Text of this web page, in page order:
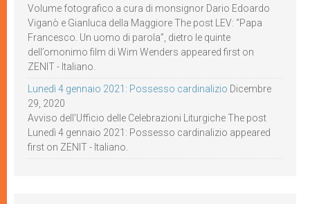
Volume fotografico a cura di monsignor Dario Edoardo
Viganò e Gianluca della Maggiore The post LEV: “Papa
Francesco. Un uomo di parola”, dietro le quinte
dell’omonimo film di Wim Wenders appeared first on
ZENIT - Italiano.
Lunedì 4 gennaio 2021: Possesso cardinalizio Dicembre
29, 2020
Avviso dell’Ufficio delle Celebrazioni Liturgiche The post
Lunedì 4 gennaio 2021: Possesso cardinalizio appeared
first on ZENIT - Italiano.